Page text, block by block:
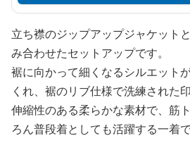
立ち襟のジップアップジャケット
み合わせたセットアップです。
裾に向かって細くなるシルエット
くれ、裾のリブ仕様で洗練された
伸縮性のある柔らかな素材で、筋
ろん普段着としても活躍する一着で